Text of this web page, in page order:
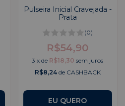
Pulseira Inicial Cravejada -
Prata
(0)
R$54,90
3 xde R$18,30 sem juros
R$8,24de CASHBACK
EU QUERO